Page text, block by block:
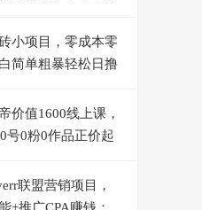
小项目，零成本零
简单粗暴轻松日撸
价值1600线上课，
号0粉0作品正价起
联盟营销项目，